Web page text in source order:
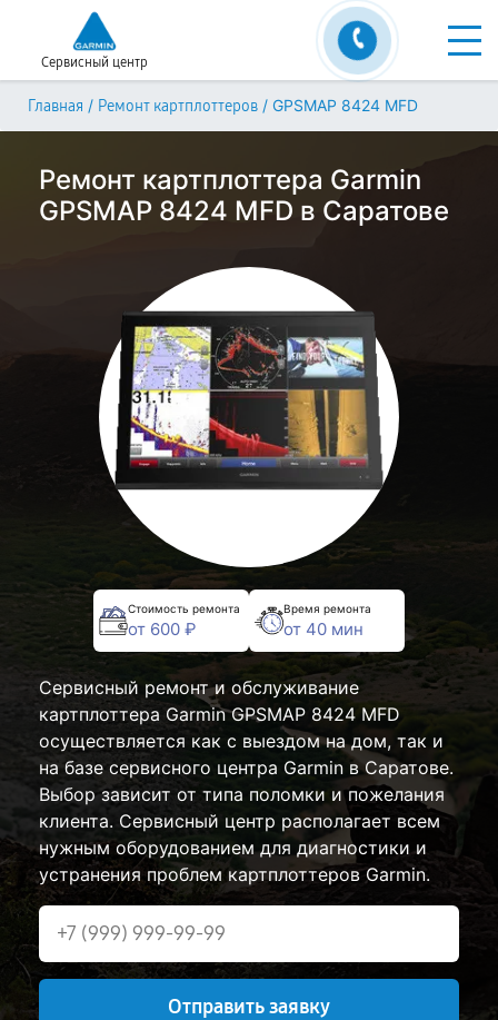
Сервисный центр
Главная / Ремонт картплоттеров / GPSMAP 8424 MFD
Ремонт картплоттера Garmin
GPSMAP 8424 MFD в Саратове
Стоимость ремонта
от 600 ₽
Время ремонта
от 40 мин
Сервисный ремонт и обслуживание
картплоттера Garmin GPSMAP 8424 MFD
осуществляется как с выездом на дом, так и
на базе сервисного центра Garmin в Саратове.
Выбор зависит от типа поломки и пожелания
клиента. Сервисный центр располагает всем
нужным оборудованием для диагностики и
устранения проблем картплоттеров Garmin.
Отправить заявку